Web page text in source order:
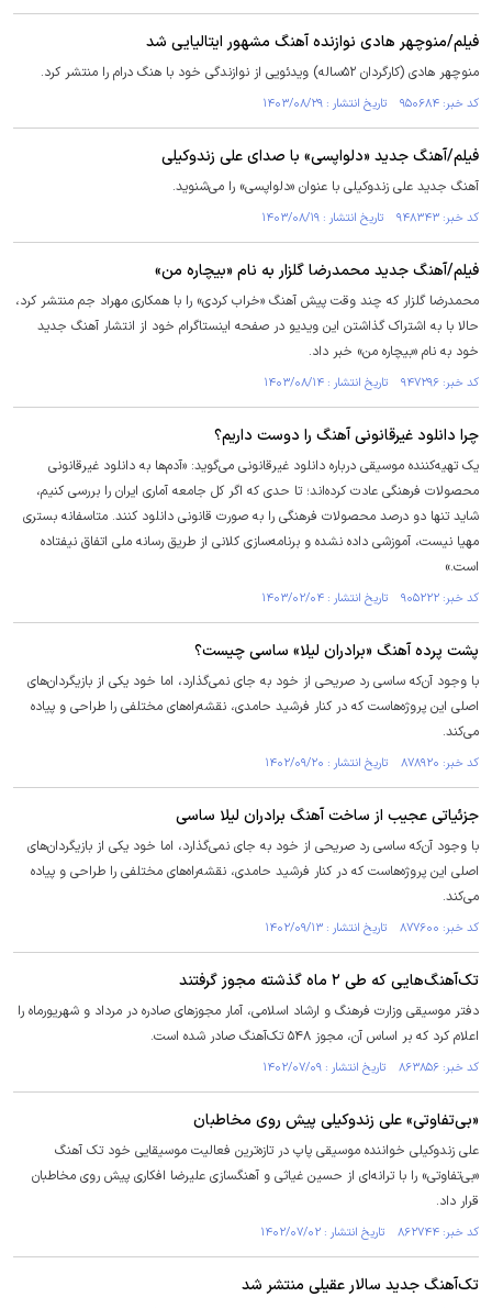
فیلم/منوچهر هادی نوازنده آهنگ مشهور ایتالیایی شد
منوچهر هادی (کارگردان ۵۲ساله) ویدئویی از نوازندگی خود با هنگ درام را منتشر کرد.
کد خبر: ۹۵۰۶۸۴ تاریخ انتشار : ۱۴۰۳/۰۸/۲۹
فیلم/آهنگ جدید «دلواپسی» با صدای علی زندوکیلی
آهنگ جدید علی زندوکیلی با عنوان «دلواپسی» را می‌شنوید.
کد خبر: ۹۴۸۳۴۳ تاریخ انتشار : ۱۴۰۳/۰۸/۱۹
فیلم/آهنگ جدید محمدرضا گلزار به نام «بیچاره من»
محمدرضا گلزار که چند وقت پیش آهنگ «خراب کردی» را با همکاری مهراد جم منتشر کرد،
حالا با به اشتراک گذاشتن این ویدیو در صفحه اینستاگرام خود از انتشار آهنگ جدید
خود به نام «بیچاره من» خبر داد.
کد خبر: ۹۴۷۲۹۶ تاریخ انتشار : ۱۴۰۳/۰۸/۱۴
چرا دانلود غیرقانونی آهنگ را دوست داریم؟
یک تهیه‌کننده موسیقی درباره دانلود غیرقانونی می‌گوید: «آدم‌ها به دانلود غیرقانونی
محصولات فرهنگی عادت کرده‌اند؛ تا حدی که اگر کل جامعه آماری ایران را بررسی کنیم،
شاید تنها دو درصد محصولات فرهنگی را به صورت قانونی دانلود کنند. متاسفانه بستری
مهیا نیست، آموزشی داده نشده و برنامه‌سازی کلانی از طریق رسانه ملی اتفاق نیفتاده
است.»
کد خبر: ۹۰۵۲۲۲ تاریخ انتشار : ۱۴۰۳/۰۲/۰۴
پشت پرده آهنگ «برادران لیلا» ساسی چیست؟
با وجود آن‌که ساسی رد صریحی از خود به جای نمی‌گذارد، اما خود یکی از بازیگردان‌های
اصلی این پروژه‌هاست که در کنار فرشید حامدی، نقشه‌راه‌های مختلفی را طراحی و پیاده
می‌کند.
کد خبر: ۸۷۸۹۲۰ تاریخ انتشار : ۱۴۰۲/۰۹/۲۰
جزئیاتی عجیب از ساخت آهنگ برادران لیلا ساسی
با وجود آن‌که ساسی رد صریحی از خود به جای نمی‌گذارد، اما خود یکی از بازیگردان‌های
اصلی این پروژه‌هاست که در کنار فرشید حامدی، نقشه‌راه‌های مختلفی را طراحی و پیاده
می‌کند.
کد خبر: ۸۷۷۶۰۰ تاریخ انتشار : ۱۴۰۲/۰۹/۱۳
تک‌آهنگ‌هایی که طی ۲ ماه گذشته مجوز گرفتند
دفتر موسیقی وزارت فرهنگ و ارشاد اسلامی، آمار مجوز‌های صادره در مرداد و شهریورماه را
اعلام کرد که بر اساس آن، مجوز ۵۴۸ تک‌آهنگ صادر شده است.
کد خبر: ۸۶۳۸۵۶ تاریخ انتشار : ۱۴۰۲/۰۷/۰۹
«بی‌تفاوتی» علی زندوکیلی پیش روی مخاطبان
علی زندوکیلی خواننده موسیقی پاپ در تازه‌ترین فعالیت موسیقایی خود تک آهنگ
«بی‌تفاوتی» را با ترانه‌ای از حسین غیاثی و آهنگسازی علیرضا افکاری پیش روی مخاطبان
قرار داد.
کد خبر: ۸۶۲۷۴۴ تاریخ انتشار : ۱۴۰۲/۰۷/۰۲
تک‌آهنگ جدید سالار عقیلی منتشر شد